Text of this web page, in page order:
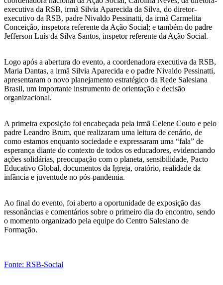
executiva da RSB, irmã Silvia Aparecida da Silva, do diretor-
executivo da RSB, padre Nivaldo Pessinatti, da irmã Carmelita
Conceição, inspetora referente da Ação Social; e também do padre
Jefferson Luís da Silva Santos, inspetor referente da Ação Social.
Logo após a abertura do evento, a coordenadora executiva da RSB,
Maria Dantas, a irmã Silvia Aparecida e o padre Nivaldo Pessinatti,
apresentaram o novo planejamento estratégico da Rede Salesiana
Brasil, um importante instrumento de orientação e decisão
organizacional.
A primeira exposição foi encabeçada pela irmã Celene Couto e pelo
padre Leandro Brum, que realizaram uma leitura de cenário, de
como estamos enquanto sociedade e expressaram uma “fala” de
esperança diante do contexto de todos os educadores, evidenciando
ações solidárias, preocupação com o planeta, sensibilidade, Pacto
Educativo Global, documentos da Igreja, oratório, realidade da
infância e juventude no pós-pandemia.
Ao final do evento, foi aberto a oportunidade de exposição das
ressonâncias e comentários sobre o primeiro dia do encontro, sendo
o momento organizado pela equipe do Centro Salesiano de
Formação.
Fonte: RSB-Social